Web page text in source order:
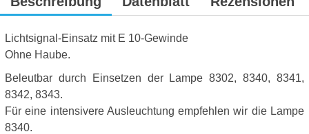
Lichtsignal-Einsatz mit E 10-Gewinde
Ohne Haube.
Beleutbar durch Einsetzen der Lampe 8302, 8340, 8341,
8342, 8343.
Für eine intensivere Ausleuchtung empfehlen wir die Lampe
8340.